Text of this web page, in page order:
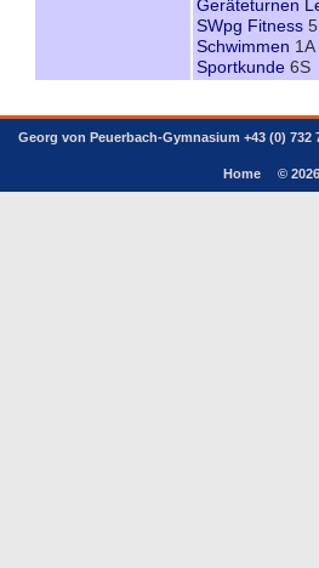
Geräteturnen
SWpg Fitness
Schwimmen 1A
Sportkunde6S
Georg von Peuerbach-Gymnasium +43 (0) 732
Home © 2026